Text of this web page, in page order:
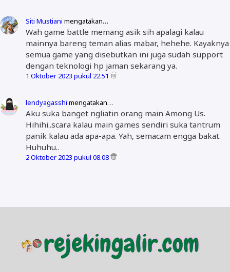
Siti Mustiani mengatakan…
Wah game battle memang asik sih apalagi kalau
mainnya bareng teman alias mabar, hehehe. Kayaknya
semua game yang disebutkan ini juga sudah support
dengan teknologi hp jaman sekarang ya.
1 Oktober 2023 pukul 22.51
lendyagasshi mengatakan…
Aku suka banget ngliatin orang main Among Us.
Hihihi..scara kalau main games sendiri suka tantrum
panik kalau ada apa-apa. Yah, semacam engga bakat.
Huhuhu..
2 Oktober 2023 pukul 08.08